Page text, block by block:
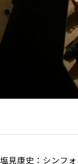
塩見康史：シンフ